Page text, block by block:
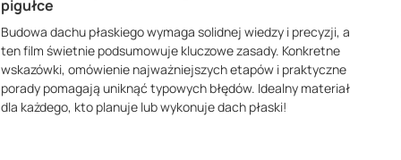
pigułce
Budowa dachu płaskiego wymaga solidnej wiedzy i precyzji, a
ten film świetnie podsumowuje kluczowe zasady. Konkretne
wskazówki, omówienie najważniejszych etapów i praktyczne
porady pomagają uniknąć typowych błędów. Idealny materiał
dla każdego, kto planuje lub wykonuje dach płaski!